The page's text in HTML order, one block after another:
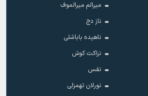
میرالم میرالموف
ناز دج
ناهیده باباشلی
نزاکت کوش
نفس
نورلان تهمزلی